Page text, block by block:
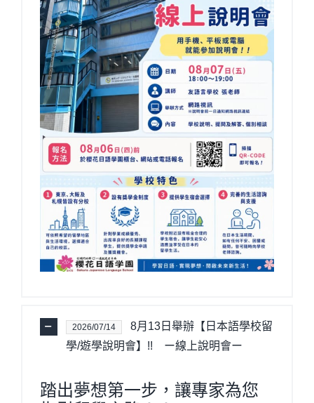
2026/07/14
8月13日舉辦【日本語學校留
學/遊學說明會】!! ー線上說明會ー
踏出夢想第一步，讓專家為您